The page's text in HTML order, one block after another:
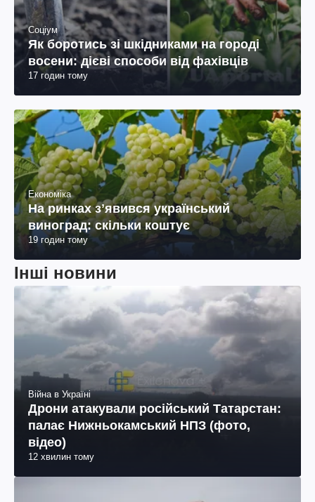
Соціум
Як боротись зі шкідниками на городі
восени: дієві способи від фахівців
17 годин тому
Економіка
На ринках зʼявився український
виноград: скільки коштує
19 годин тому
Інші новини
Війна в Україні
Дрони атакували російський Татарстан:
палає Нижньокамський НПЗ (фото,
відео)
12 хвилин тому